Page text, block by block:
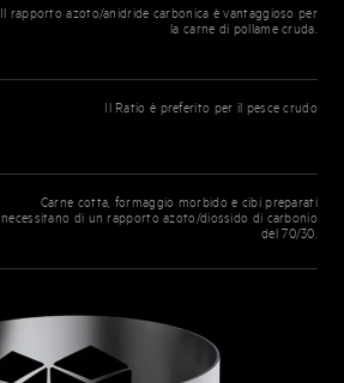
Il rapporto azoto/anidride carbonica è vantaggioso per
la carne di pollame cruda.
Il Ratio è preferito per il pesce crudo
Carne cotta, formaggio morbido e cibi preparati
necessitano di un rapporto azoto/diossido di carbonio
del 70/30.